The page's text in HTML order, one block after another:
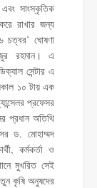
সাংস্কৃতিক
রাখার জন্য
চত্বর’ ঘোষণা
রহমান। এ
সেন্টার এ
১০ টায় এক
প্রফেসর
প্রধান অতিথি
ড. মোহাম্মদ
কর্মকর্তা ও
মুখরিত সেই
কৃষি অনুষদের